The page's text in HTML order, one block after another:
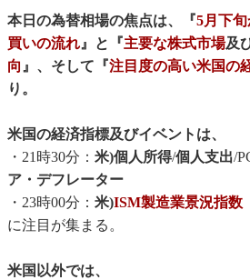
本日の為替相場の焦点は、『5月下
買いの流れ』と『主要な株式市場及
向』、そして『注目度の高い米国の
り。
米国の経済指標及びイベントは、
・21時30分： 米)個人所得/個人支出/
ア・デフレーター
・23時00分： 米)ISM製造業景況指数
に注目が集まる。
米国以外では、